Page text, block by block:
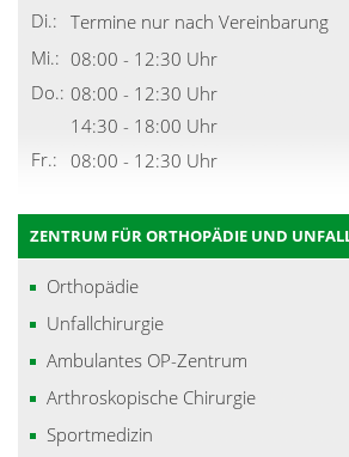
Di.: Termine nur nach Vereinbarung
Mi.: 08:00 - 12:30 Uhr
Do.: 08:00 - 12:30 Uhr
14:30 - 18:00 Uhr
Fr.: 08:00 - 12:30 Uhr
ZENTRUM FÜR ORTHOPÄDIE UND
Orthopädie
Unfallchirurgie
Ambulantes OP-Zentrum
Arthroskopische Chirurgie
Sportmedizin